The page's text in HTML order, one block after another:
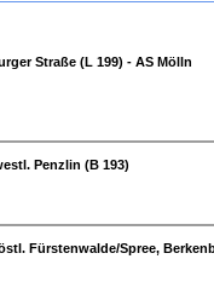
Straße (L 199) - AS Mölln
Penzlin (B 193)
Fürstenwalde/Spree,